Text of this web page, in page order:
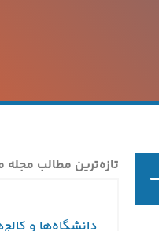
تازه‌ترین مطالب مجله
دانشگاه‌ها و